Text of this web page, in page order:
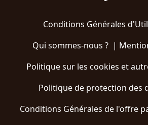
Conditions Générales
Qui sommes-nous ?|
Politique sur les cookies et
Politique de protection des
Conditions Générales de l'offre